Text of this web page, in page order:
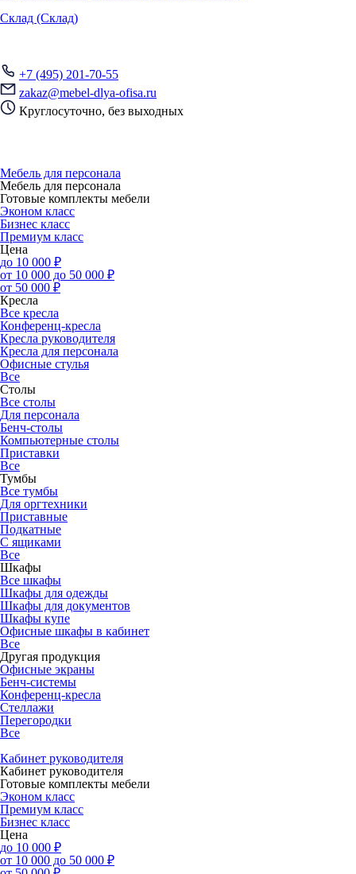
Склад (Склад)
+7 (495) 201-70-55
zakaz@mebel-dlya-ofisa.ru
Круглосуточно, без выходных
Мебель для персонала
Мебель для персонала
Готовые комплекты мебели
Эконом класс
Бизнес класс
Премиум класс
Цена
до 10 000 ₽
от 10 000 до 50 000 ₽
от 50 000 ₽
Кресла
Все кресла
Конференц-кресла
Кресла руководителя
Кресла для персонала
Офисные стулья
Все
Столы
Все столы
Для персонала
Бенч-столы
Компьютерные столы
Приставки
Все
Тумбы
Все тумбы
Для оргтехники
Приставные
Подкатные
С ящиками
Все
Шкафы
Все шкафы
Шкафы для одежды
Шкафы для документов
Шкафы купе
Офисные шкафы в кабинет
Все
Другая продукция
Офисные экраны
Бенч-системы
Конференц-кресла
Стеллажи
Перегородки
Все
Кабинет руководителя
Кабинет руководителя
Готовые комплекты мебели
Эконом класс
Премиум класс
Бизнес класс
Цена
до 10 000 ₽
от 10 000 до 50 000 ₽